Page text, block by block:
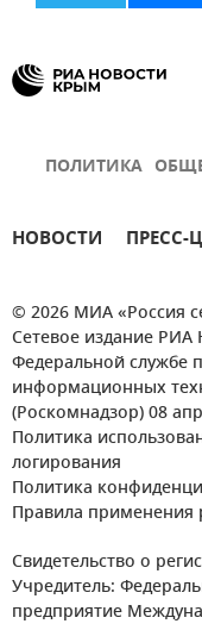
ПОЛИТИКА
НОВОСТИ ПРЕСС-
© 2026 МИА «Россия
Сетевое издание РИА
Федеральной службе
информационных
(Роскомнадзор) 08
Политика
логирования
Политика
Правила применения
Свидетельство о
Учредитель:
предприятие